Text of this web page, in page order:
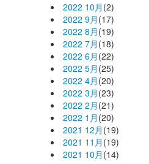
2022 10月 (2)
2022 9月 (17)
2022 8月 (19)
2022 7月 (18)
2022 6月 (22)
2022 5月 (25)
2022 4月 (20)
2022 3月 (23)
2022 2月 (21)
2022 1月 (20)
2021 12月 (19)
2021 11月 (19)
2021 10月 (14)